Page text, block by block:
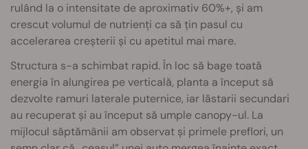
rulând la o intensitate de aproximativ 60%+, și am
crescut volumul de nutrienți ca să țin pasul cu
accelerarea creșterii și cu apetitul mai mare.
Structura s-a schimbat rapid. În loc să bage toată
energia în alungirea pe verticală, planta a început să
dezvolte ramuri laterale puternice, iar lăstarii secundari
au recuperat și au început să umple canopy-ul. La
mijlocul săptămânii am observat și primele preflori, un